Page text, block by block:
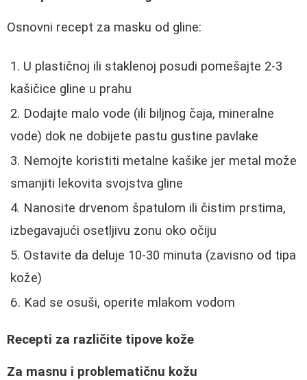
Osnovni recept za masku od gline:
U plastičnoj ili staklenoj posudi pomešajte 2-3
kašičice gline u prahu
Dodajte malo vode (ili biljnog čaja, mineralne
vode) dok ne dobijete pastu gustine pavlake
Nemojte koristiti metalne kašike jer metal može
smanjiti lekovita svojstva gline
Nanosite drvenom špatulom ili čistim prstima,
izbegavajući osetljivu zonu oko očiju
Ostavite da deluje 10-30 minuta (zavisno od tipa
kože)
Kad se osuši, operite mlakom vodom
Recepti za različite tipove kože
Za masnu i problematičnu kožu